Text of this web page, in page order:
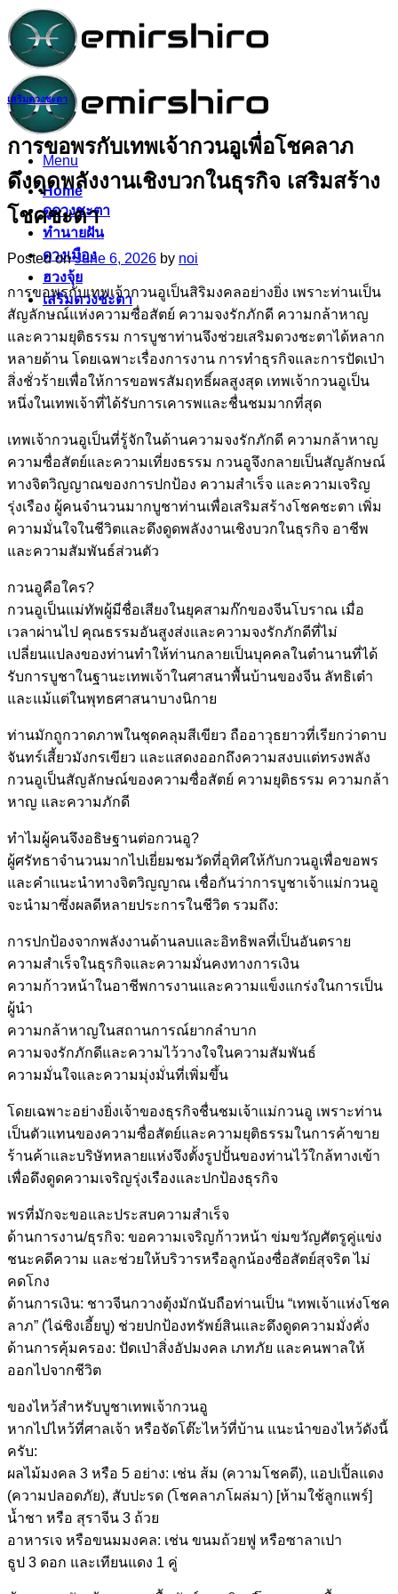
Skip
to
content
Menu
Home
ดูดวงชะตา
ทำนายฝัน
ดวงเมือง
ฮวงจุ้ย
เสริมดวงชะตา
เสริมดวงชะตา
การขอพรกับเทพเจ้ากวนอูเพื่อโชคลาภ
ดึงดูดพลังงานเชิงบวกในธุรกิจ เสริมสร้าง
โชคชะตา
Posted onJune 6, 2026 by noi
การขอพรกับเทพเจ้ากวนอูเป็นสิริมงคลอย่างยิ่ง เพราะท่านเป็น
สัญลักษณ์แห่งความซื่อสัตย์ ความจงรักภักดี ความกล้าหาญ
และความยุติธรรม การบูชาท่านจึงช่วยเสริมดวงชะตาได้หลาก
หลายด้าน โดยเฉพาะเรื่องการงาน การทำธุรกิจและการปัดเป่า
สิ่งชั่วร้ายเพื่อให้การขอพรสัมฤทธิ์ผลสูงสุด เทพเจ้ากวนอูเป็น
หนึ่งในเทพเจ้าที่ได้รับการเคารพและชื่นชมมากที่สุด
เทพเจ้ากวนอูเป็นที่รู้จักในด้านความจงรักภักดี ความกล้าหาญ
ความซื่อสัตย์และความเที่ยงธรรม กวนอูจึงกลายเป็นสัญลักษณ์
ทางจิตวิญญาณของการปกป้อง ความสำเร็จ และความเจริญ
รุ่งเรือง ผู้คนจำนวนมากบูชาท่านเพื่อเสริมสร้างโชคชะตา เพิ่ม
ความมั่นใจในชีวิตและดึงดูดพลังงานเชิงบวกในธุรกิจ อาชีพ
และความสัมพันธ์ส่วนตัว
กวนอูคือใคร?
กวนอูเป็นแม่ทัพผู้มีชื่อเสียงในยุคสามก๊กของจีนโบราณ เมื่อ
เวลาผ่านไป คุณธรรมอันสูงส่งและความจงรักภักดีที่ไม่
เปลี่ยนแปลงของท่านทำให้ท่านกลายเป็นบุคคลในตำนานที่ได้
รับการบูชาในฐานะเทพเจ้าในศาสนาพื้นบ้านของจีน ลัทธิเต๋า
และแม้แต่ในพุทธศาสนาบางนิกาย
ท่านมักถูกวาดภาพในชุดคลุมสีเขียว ถืออาวุธยาวที่เรียกว่าดาบ
จันทร์เสี้ยวมังกรเขียว และแสดงออกถึงความสงบแต่ทรงพลัง
กวนอูเป็นสัญลักษณ์ของความซื่อสัตย์ ความยุติธรรม ความกล้า
หาญ และความภักดี
ทำไมผู้คนจึงอธิษฐานต่อกวนอู?
ผู้ศรัทธาจำนวนมากไปเยี่ยมชมวัดที่อุทิศให้กับกวนอูเพื่อขอพร
และคำแนะนำทางจิตวิญญาณ เชื่อกันว่าการบูชาเจ้าแม่กวนอู
จะนำมาซึ่งผลดีหลายประการในชีวิต รวมถึง:
การปกป้องจากพลังงานด้านลบและอิทธิพลที่เป็นอันตราย
ความสำเร็จในธุรกิจและความมั่นคงทางการเงิน
ความก้าวหน้าในอาชีพการงานและความแข็งแกร่งในการเป็น
ผู้นำ
ความกล้าหาญในสถานการณ์ยากลำบาก
ความจงรักภักดีและความไว้วางใจในความสัมพันธ์
ความมั่นใจและความมุ่งมั่นที่เพิ่มขึ้น
โดยเฉพาะอย่างยิ่งเจ้าของธุรกิจชื่นชมเจ้าแม่กวนอู เพราะท่าน
เป็นตัวแทนของความซื่อสัตย์และความยุติธรรมในการค้าขาย
ร้านค้าและบริษัทหลายแห่งจึงตั้งรูปปั้นของท่านไว้ใกล้ทางเข้า
เพื่อดึงดูดความเจริญรุ่งเรืองและปกป้องธุรกิจ
พรที่มักจะขอและประสบความสำเร็จ
ด้านการงาน/ธุรกิจ: ขอความเจริญก้าวหน้า ข่มขวัญศัตรูคู่แข่ง
ชนะคดีความ และช่วยให้บริวารหรือลูกน้องซื่อสัตย์สุจริต ไม่
คดโกง
ด้านการเงิน: ชาวจีนกวางตุ้งมักนับถือท่านเป็น “เทพเจ้าแห่งโชค
ลาภ” (ไฉ่ซิงเอี้ยบู) ช่วยปกป้องทรัพย์สินและดึงดูดความมั่งคั่ง
ด้านการคุ้มครอง: ปัดเป่าสิ่งอัปมงคล เภทภัย และคนพาลให้
ออกไปจากชีวิต
ของไหว้สำหรับบูชาเทพเจ้ากวนอู
หากไปไหว้ที่ศาลเจ้า หรือจัดโต๊ะไหว้ที่บ้าน แนะนำของไหว้ดังนี้
ครับ:
ผลไม้มงคล 3 หรือ 5 อย่าง: เช่น ส้ม (ความโชคดี), แอปเปิ้ลแดง
(ความปลอดภัย), สับปะรด (โชคลาภโผล่มา) [ห้ามใช้ลูกแพร์]
น้ำชา หรือ สุราจีน 3 ถ้วย
อาหารเจ หรือขนมมงคล: เช่น ขนมถ้วยฟู หรือซาลาเปา
ธูป 3 ดอก และเทียนแดง 1 คู่